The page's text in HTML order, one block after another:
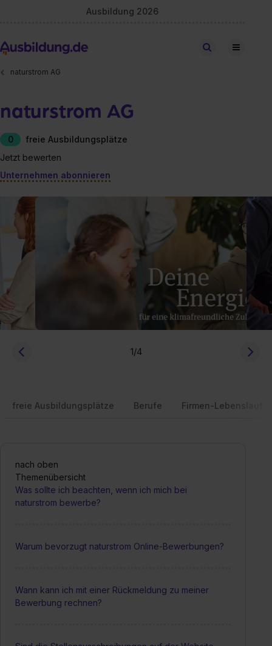
Ausbildung 2026
Stellen finden
naturstrom AG
naturstrom AG
0
freie Ausbildungsplätze
Jetzt bewerten
Unternehmen abonnieren
1/4
freie Ausbildungsplätze Berufe Firmen-Lebenslauf
nach oben
Themenübersicht
Was sollte ich beachten, wenn ich mich bei
naturstrom bewerbe?
Warum bevorzugt naturstrom Online-Bewerbungen?
Wann kann ich mit einer Rückmeldung zu meiner
Bewerbung rechnen?